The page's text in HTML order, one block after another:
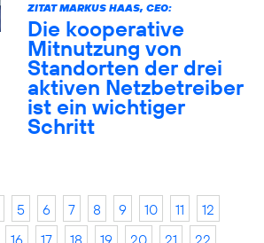
ZITAT MARKUS HAAS, CEO:
Die kooperative
Mitnutzung von
Standorten der drei
aktiven Netzbetreiber
ist ein wichtiger
Schritt
5 6 7 8 9 10 11
12
16 17 18 19 20 21
22